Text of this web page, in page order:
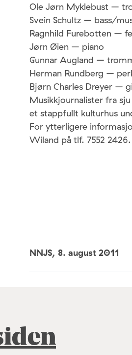
Ole Jørn Myklebust –
Svein Schultz – bass/
Ragnhild Furebotten –
Jørn Øien – piano
Gunnar Augland –
Herman Rundberg –
Bjørn Charles Dreyer –
Musikkjournalister fra
et stappfullt kulturhus
For ytterligere
Wiland på tlf. 7552 2426.
NNJS, 8. august 2011